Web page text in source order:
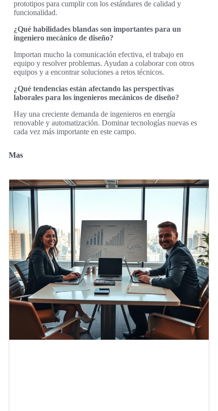
prototipos para cumplir con los estándares de calidad y
funcionalidad.
¿Qué habilidades blandas son importantes para un
ingeniero mecánico de diseño?
Importan mucho la comunicación efectiva, el trabajo en
equipo y resolver problemas. Ayudan a colaborar con otros
equipos y a encontrar soluciones a retos técnicos.
¿Qué tendencias están afectando las perspectivas
laborales para los ingenieros mecánicos de diseño?
Hay una creciente demanda de ingenieros en energía
renovable y automatización. Dominar tecnologías nuevas es
cada vez más importante en este campo.
Mas